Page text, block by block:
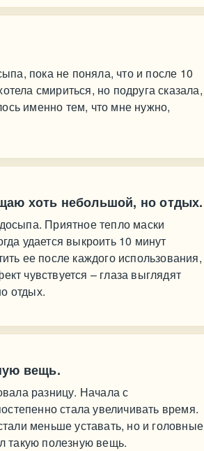
пока не поняла, что и после 10
смириться, но подруга сказала,
именно тем, что мне нужно,
хоть небольшой, но отдых.
Приятное тепло маски
удается выкроить 10 минут
ее после каждого использования,
чувствуется – глаза выглядят
отдых.
вещь.
разницу. Начала с
стала увеличивать время.
меньше уставать, но и головные
такую полезную вещь.